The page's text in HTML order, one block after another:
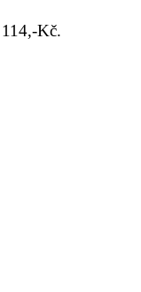
Kč.